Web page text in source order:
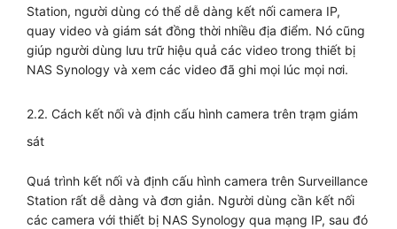
Station, người dùng có thể dễ dàng kết nối camera IP,
quay video và giám sát đồng thời nhiều địa điểm. Nó cũng
giúp người dùng lưu trữ hiệu quả các video trong thiết bị
NAS Synology và xem các video đã ghi mọi lúc mọi nơi.
2.2. Cách kết nối và định cấu hình camera trên trạm giám
sát
Quá trình kết nối và định cấu hình camera trên Surveillance
Station rất dễ dàng và đơn giản. Người dùng cần kết nối
các camera với thiết bị NAS Synology qua mạng IP, sau đó